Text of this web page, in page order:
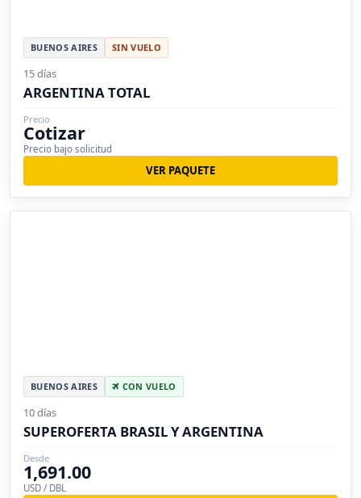
BUENOS AIRES SIN VUELO
15 días
ARGENTINA TOTAL
Precio
Cotizar
Precio bajo solicitud
VER PAQUETE
BUENOS AIRES CON VUELO
10 días
SUPEROFERTA BRASIL Y ARGENTINA
Desde
1,691.00
USD / DBL